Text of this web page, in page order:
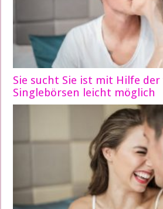
Sie sucht Sie ist mit Hilfe der
Singlebörsen leicht möglich